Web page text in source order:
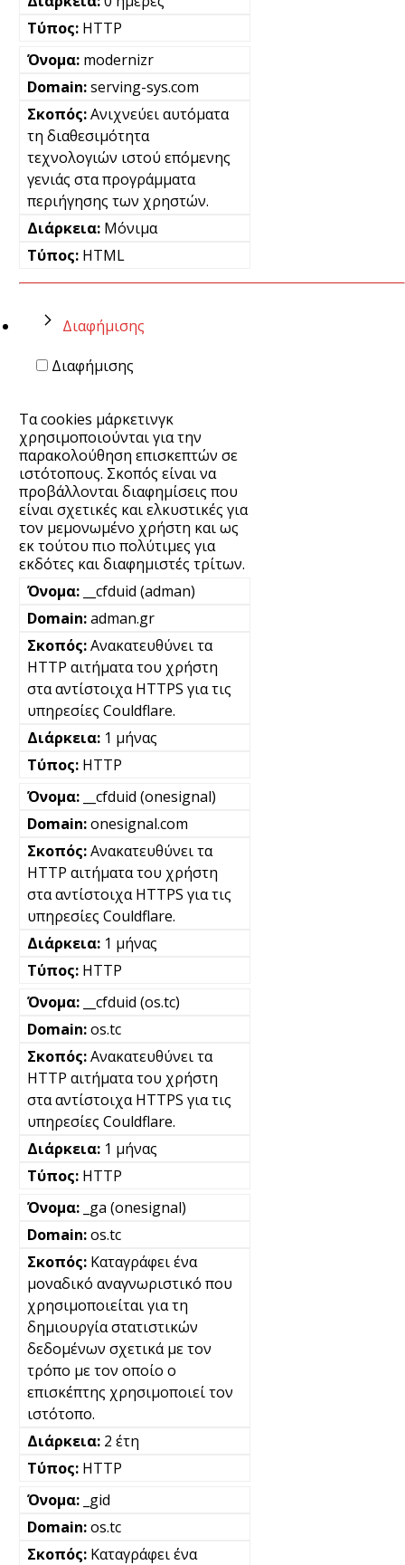
HTTP
modernizr
serving-sys.com
Ανιχνεύει αυτόματα
τη διαθεσιμότητα
τεχνολογιών ιστού επόμενης
γενιάς στα προγράμματα
περιήγησης των χρηστών.
Μόνιμα
HTML
Διαφήμισης
Διαφήμισης
Τα cookies μάρκετινγκ
χρησιμοποιούνται για την
παρακολούθηση επισκεπτών σε
ιστότοπους. Σκοπός είναι να
προβάλλονται διαφημίσεις που
είναι σχετικές και ελκυστικές για
τον μεμονωμένο χρήστη και ως
εκ τούτου πιο πολύτιμες για
εκδότες και διαφημιστές τρίτων.
__cfduid (adman)
adman.gr
Ανακατευθύνει τα
HTTP αιτήματα του χρήστη
στα αντίστοιχα HTTPS για τις
υπηρεσίες Couldflare.
1 μήνας
HTTP
__cfduid (onesignal)
onesignal.com
Ανακατευθύνει τα
HTTP αιτήματα του χρήστη
στα αντίστοιχα HTTPS για τις
υπηρεσίες Couldflare.
1 μήνας
HTTP
__cfduid (os.tc)
os.tc
Ανακατευθύνει τα
HTTP αιτήματα του χρήστη
στα αντίστοιχα HTTPS για τις
υπηρεσίες Couldflare.
1 μήνας
HTTP
_ga (onesignal)
os.tc
Καταγράφει ένα
μοναδικό αναγνωριστικό που
χρησιμοποιείται για τη
δημιουργία στατιστικών
δεδομένων σχετικά με τον
τρόπο με τον οποίο ο
επισκέπτης χρησιμοποιεί τον
ιστότοπο.
2 έτη
HTTP
_gid
os.tc
Καταγράφει ένα